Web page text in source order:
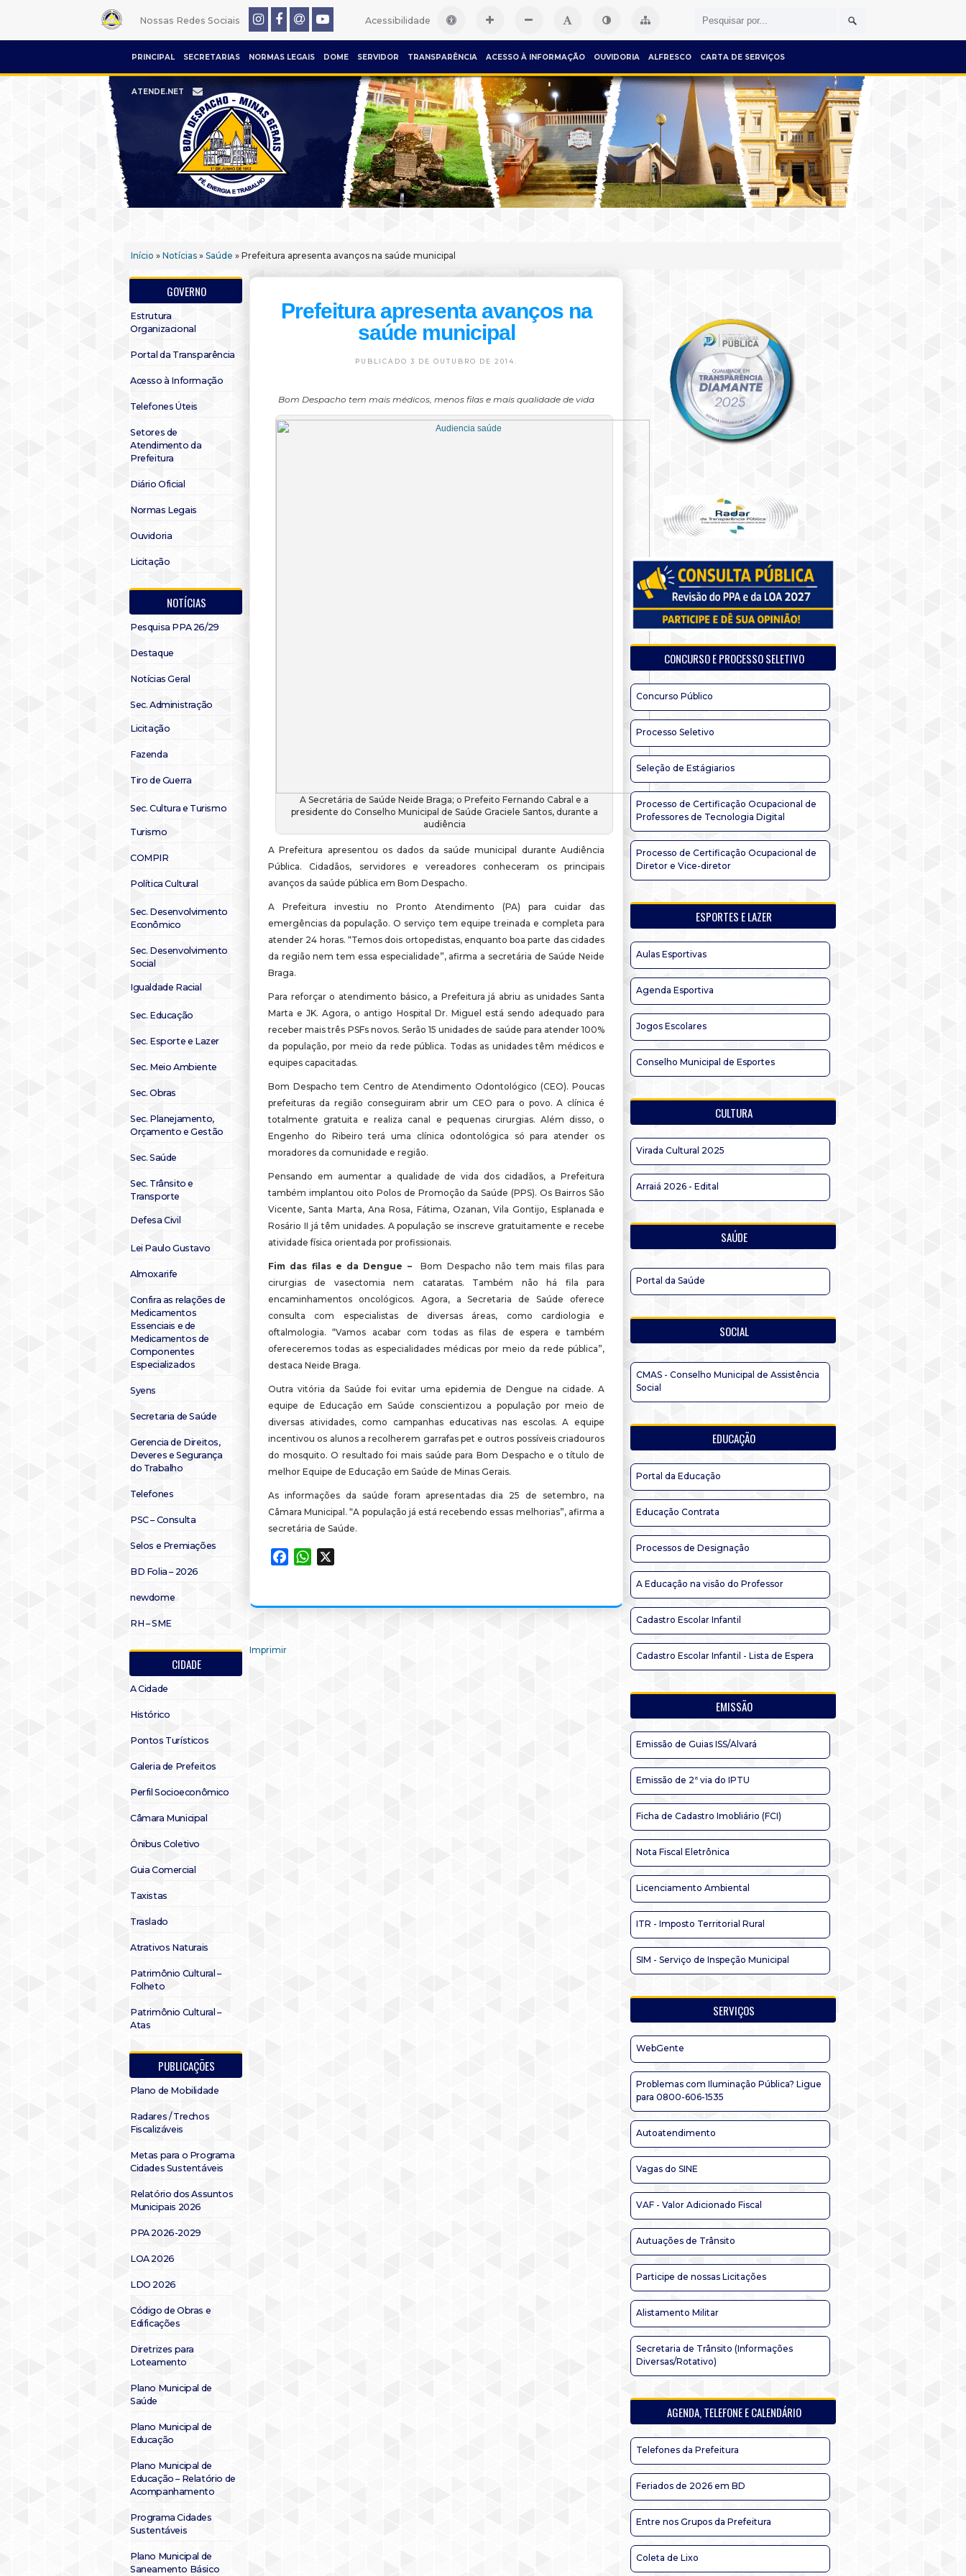
Nossas Redes Sociais Acessibilidade
PRINCIPAL SECRETARIAS NORMAS LEGAIS DOME SERVIDOR TRANSPARÊNCIA ACESSO À INFORMAÇÃO OUVIDORIA ALFRESCO CARTA DE SERVIÇOS
ATENDE.NET
Início » Notícias » Saúde » Prefeitura apresenta avanços na saúde municipal
GOVERNO
Estrutura
Organizacional
Portal da Transparência
Acesso à Informação
Telefones Úteis
Setores de
Atendimento da
Prefeitura
Diário Oficial
Normas Legais
Ouvidoria
Licitação
NOTÍCIAS
Pesquisa PPA 26/29
Destaque
Notícias Geral
Sec. Administração
Licitação
Fazenda
Tiro de Guerra
Sec. Cultura e Turismo
Turismo
COMPIR
Política Cultural
Sec. Desenvolvimento
Econômico
Sec. Desenvolvimento
Social
Igualdade Racial
Sec. Educação
Sec. Esporte e Lazer
Sec. Meio Ambiente
Sec. Obras
Sec. Planejamento,
Orçamento e Gestão
Sec. Saúde
Sec. Trânsito e
Transporte
Defesa Civil
Lei Paulo Gustavo
Almoxarife
Confira as relações de
Medicamentos
Essenciais e de
Medicamentos de
Componentes
Especializados
Syens
Secretaria de Saúde
Gerencia de Direitos,
Deveres e Segurança
do Trabalho
Telefones
PSC – Consulta
Selos e Premiações
BD Folia – 2026
newdome
RH – SME
CIDADE
A Cidade
Histórico
Pontos Turísticos
Galeria de Prefeitos
Perfil Socioeconômico
Câmara Municipal
Ônibus Coletivo
Guia Comercial
Taxistas
Traslado
Atrativos Naturais
Patrimônio Cultural –
Folheto
Patrimônio Cultural –
Atas
PUBLICAÇÕES
Plano de Mobilidade
Radares / Trechos
Fiscalizáveis
Metas para o Programa
Cidades Sustentáveis
Relatório dos Assuntos
Municipais 2026
PPA 2026-2029
LOA 2026
LDO 2026
Código de Obras e
Edificações
Diretrizes para
Loteamento
Plano Municipal de
Saúde
Plano Municipal de
Educação
Plano Municipal de
Educação – Relatório de
Acompanhamento
Programa Cidades
Sustentáveis
Plano Municipal de
Saneamento Básico
Prefeitura apresenta avanços na
saúde municipal
PUBLICADO 3 DE OUTUBRO DE 2014.
Bom Despacho tem mais médicos, menos filas e mais qualidade de vida
A Secretária de Saúde Neide Braga; o Prefeito Fernando Cabral e a
presidente do Conselho Municipal de Saúde Graciele Santos, durante a
audiência
A Prefeitura apresentou os dados da saúde municipal durante Audiência
Pública. Cidadãos, servidores e vereadores conheceram os principais
avanços da saúde pública em Bom Despacho.
A Prefeitura investiu no Pronto Atendimento (PA) para cuidar das
emergências da população. O serviço tem equipe treinada e completa para
atender 24 horas. “Temos dois ortopedistas, enquanto boa parte das cidades
da região nem tem essa especialidade”, afirma a secretária de Saúde Neide
Braga.
Para reforçar o atendimento básico, a Prefeitura já abriu as unidades Santa
Marta e JK. Agora, o antigo Hospital Dr. Miguel está sendo adequado para
receber mais três PSFs novos. Serão 15 unidades de saúde para atender 100%
da população, por meio da rede pública. Todas as unidades têm médicos e
equipes capacitadas.
Bom Despacho tem Centro de Atendimento Odontológico (CEO). Poucas
prefeituras da região conseguiram abrir um CEO para o povo. A clínica é
totalmente gratuita e realiza canal e pequenas cirurgias. Além disso, o
Engenho do Ribeiro terá uma clínica odontológica só para atender os
moradores da comunidade e região.
Pensando em aumentar a qualidade de vida dos cidadãos, a Prefeitura
também implantou oito Polos de Promoção da Saúde (PPS). Os Bairros São
Vicente, Santa Marta, Ana Rosa, Fátima, Ozanan, Vila Gontijo, Esplanada e
Rosário II já têm unidades. A população se inscreve gratuitamente e recebe
atividade física orientada por profissionais.
Fim das filas e da Dengue –Bom Despacho não tem mais filas para
cirurgias de vasectomia nem cataratas. Também não há fila para
encaminhamentos oncológicos. Agora, a Secretaria de Saúde oferece
consulta com especialistas de diversas áreas, como cardiologia e
oftalmologia. “Vamos acabar com todas as filas de espera e também
ofereceremos todas as especialidades médicas por meio da rede pública”,
destaca Neide Braga.
Outra vitória da Saúde foi evitar uma epidemia de Dengue na cidade. A
equipe de Educação em Saúde conscientizou a população por meio de
diversas atividades, como campanhas educativas nas escolas. A equipe
incentivou os alunos a recolherem garrafas pet e outros possíveis criadouros
do mosquito. O resultado foi mais saúde para Bom Despacho e o título de
melhor Equipe de Educação em Saúde de Minas Gerais.
As informações da saúde foram apresentadas dia 25 de setembro, na
Câmara Municipal. “A população já está recebendo essas melhorias”, afirma a
secretária de Saúde.
FacebookWhatsApp
Imprimir
CONCURSO E PROCESSO SELETIVO
Concurso Público
Processo Seletivo
Seleção de Estágiarios
Processo de Certificação Ocupacional de
Professores de Tecnologia Digital
Processo de Certificação Ocupacional de
Diretor e Vice-diretor
ESPORTES E LAZER
Aulas Esportivas
Agenda Esportiva
Jogos Escolares
Conselho Municipal de Esportes
CULTURA
Virada Cultural 2025
Arraiá 2026 - Edital
SAÚDE
Portal da Saúde
SOCIAL
CMAS - Conselho Municipal de Assistência
Social
EDUCAÇÃO
Portal da Educação
Educação Contrata
Processos de Designação
A Educação na visão do Professor
Cadastro Escolar Infantil
Cadastro Escolar Infantil - Lista de Espera
EMISSÃO
Emissão de Guias ISS/Alvará
Emissão de 2ª via do IPTU
Ficha de Cadastro Imobliário (FCI)
Nota Fiscal Eletrônica
Licenciamento Ambiental
ITR - Imposto Territorial Rural
SIM - Serviço de Inspeção Municipal
SERVIÇOS
WebGente
Problemas com Iluminação Pública? Ligue
para 0800-606-1535
Autoatendimento
Vagas do SINE
VAF - Valor Adicionado Fiscal
Autuações de Trânsito
Participe de nossas Licitações
Alistamento Militar
Secretaria de Trânsito (Informações
Diversas/Rotativo)
AGENDA, TELEFONE E CALENDÁRIO
Telefones da Prefeitura
Feriados de 2026 em BD
Entre nos Grupos da Prefeitura
Coleta de Lixo